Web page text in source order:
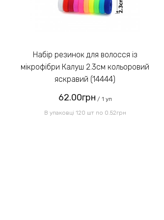
Набір резинок для волосся із
мікрофібри Калуш 2.3см кольоровий
яскравий (14444)
62.00грн / 1 уп
В упаковці 120 шт по 0.52грн